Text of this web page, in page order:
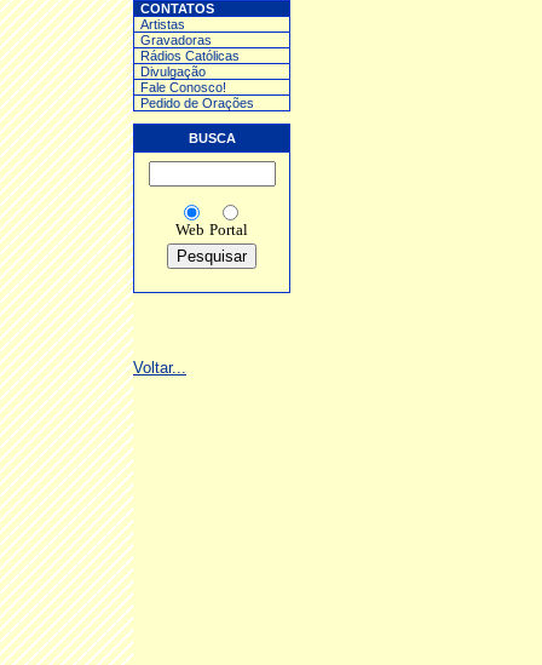
CONTATOS
Artistas
Gravadoras
Rádios Católicas
Divulgação
Fale Conosco!
Pedido de Orações
BUSCA
Web Portal
Voltar...